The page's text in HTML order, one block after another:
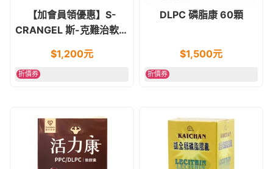
【加會員領優惠】S-
CRANGEL 斯-克難治軟膠
$1,200元
折價券
DLPC 磷脂康 60顆
$1,500元
折價券